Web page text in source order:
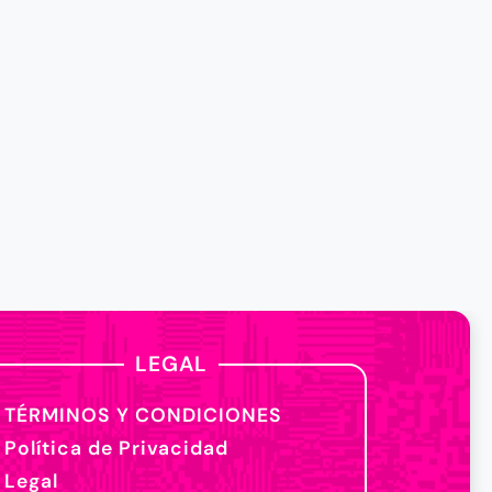
LEGAL
TÉRMINOS Y CONDICIONES
Política de Privacidad
Legal